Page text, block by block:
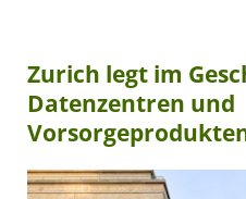
Zurich legt im
Datenzentren und